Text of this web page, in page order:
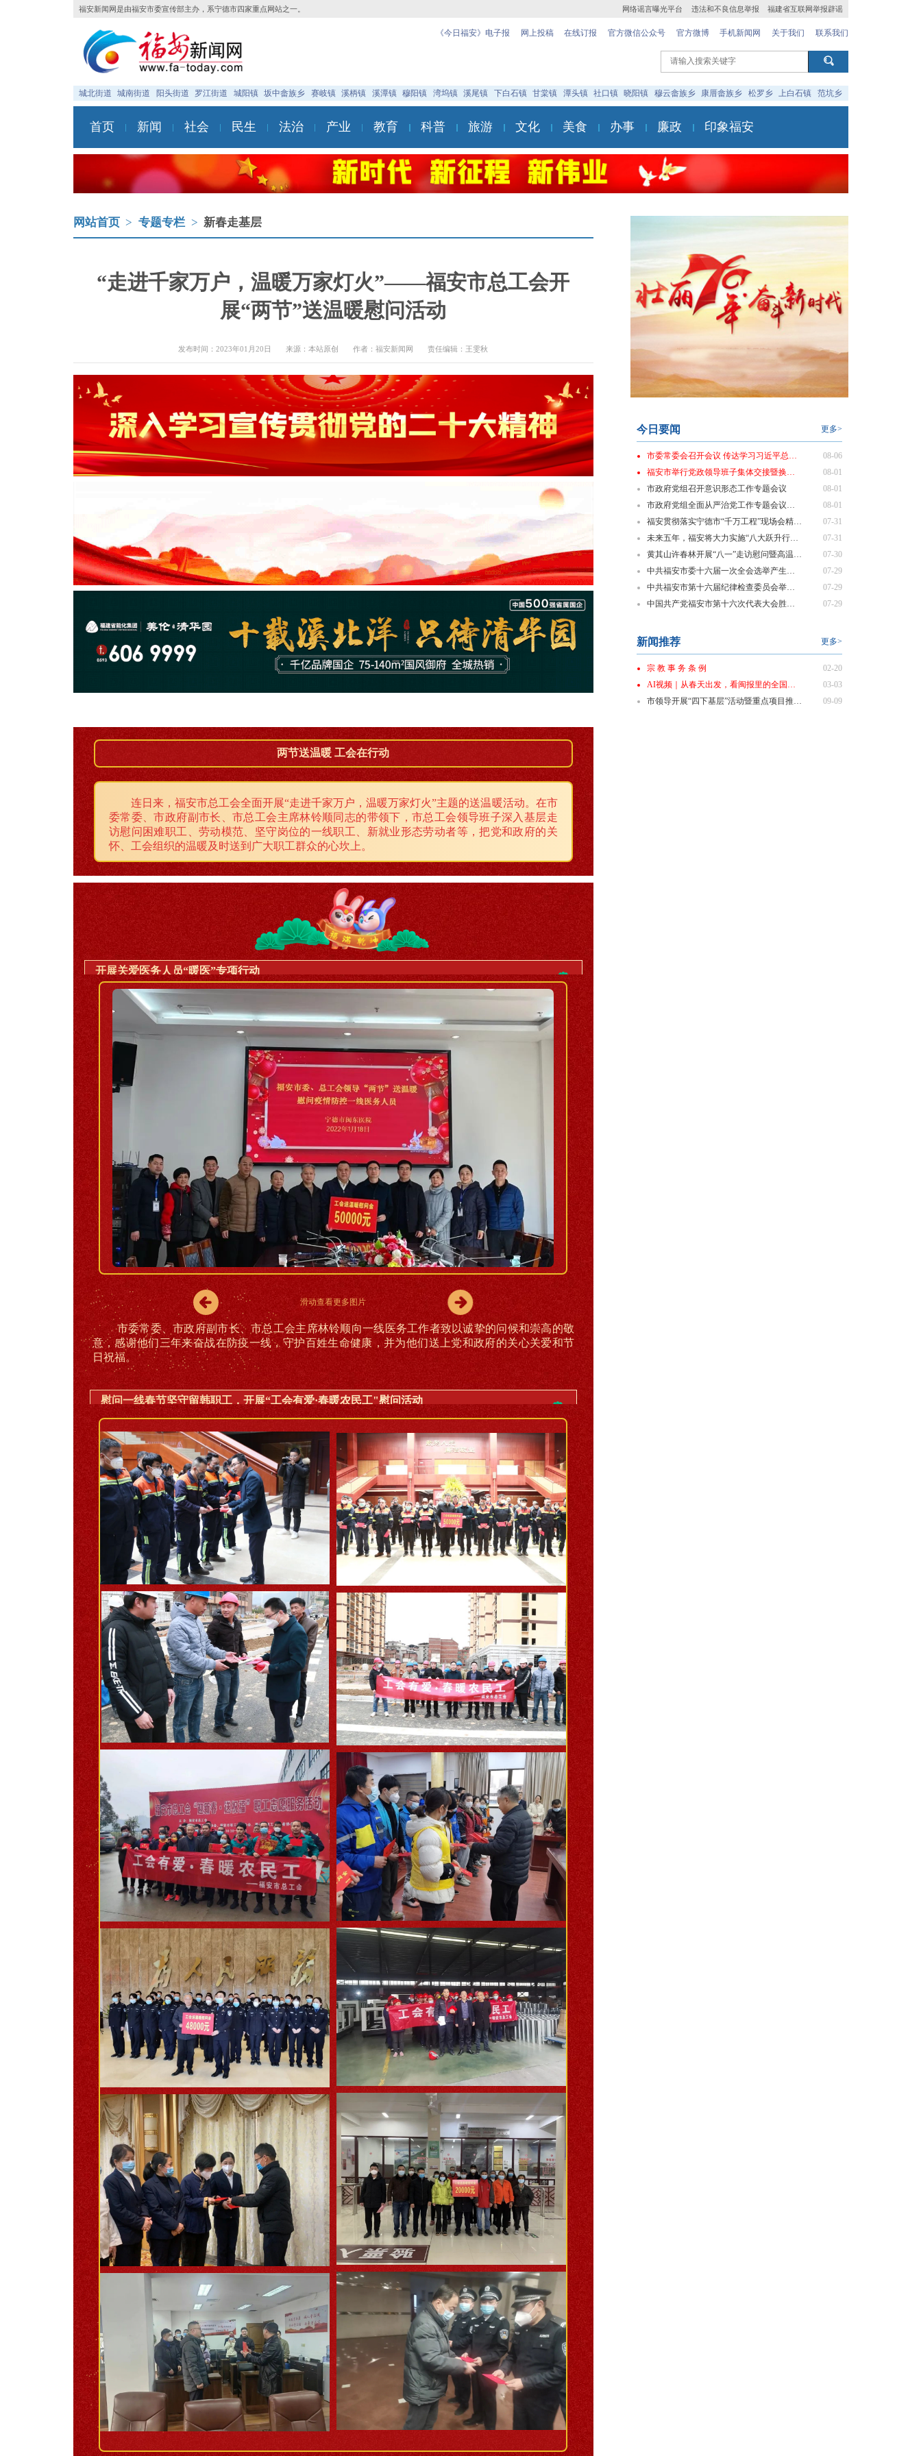
福安新闻网是由福安市委宣传部主办，系宁德市四家重点网站之一。 网络谣言曝光平台 违法和不良信息举报 福建省互联网举报辟谣
《今日福安》电子报 网上投稿 在线订报 官方微信公众号 官方微博 手机新闻网 关于我们 联系我们
城北街道 城南街道 阳头街道 罗江街道 城阳镇 坂中畲族乡 赛岐镇 溪柄镇 溪潭镇 穆阳镇 湾坞镇 溪尾镇 下白石镇 甘棠镇 潭头镇 社口镇 晓阳镇 穆云畲族乡 康厝畲族乡 松罗乡 上白石镇 范坑乡
首页 新闻 社会 民生 法治 产业 教育 科普 旅游 文化 美食 办事 廉政 印象福安
网站首页 > 专题专栏 > 新春走基层
“走进千家万户，温暖万家灯火”——福安市总工会开
展“两节”送温暖慰问活动
发布时间：2023年01月20日 来源：本站原创 作者：福安新闻网 责任编辑：王雯秋
两节送温暖 工会在行动
连日来，福安市总工会全面开展“走进千家万户，温暖万家灯火”主题的送温暖活动。在市
委常委、市政府副市长、市总工会主席林铃顺同志的带领下，市总工会领导班子深入基层走
访慰问困难职工、劳动模范、坚守岗位的一线职工、新就业形态劳动者等，把党和政府的关
怀、工会组织的温暖及时送到广大职工群众的心坎上。
开展关爱医务人员“暖医”专项行动
滑动查看更多图片
市委常委、市政府副市长、市总工会主席林铃顺向一线医务工作者致以诚挚的问候和崇高的敬
意，感谢他们三年来奋战在防疫一线，守护百姓生命健康，并为他们送上党和政府的关心关爱和节
日祝福。
慰问一线春节坚守留韩职工，开展“工会有爱·春暖农民工"慰问活动
今日要闻 更多>
市委常委会召开会议 传达学习习近平总书记近期重要讲话精神
08-06
福安市举行党政领导班子集体交接暨换届履新“第一课”
08-01
市政府党组召开意识形态工作专题会议
08-01
市政府党组全面从严治党工作专题会议召开
08-01
福安贯彻落实宁德市“千万工程”现场会精神 部署乡村振兴重点工作
07-31
未来五年，福安将大力实施“八大跃升行动”！
07-31
黄其山许春林开展“八一”走访慰问暨高温一线劳动者慰问活动
07-30
中共福安市委十六届一次全会选举产生新一届市委领导班子
07-29
中共福安市第十六届纪律检查委员会举行第一次全体会议
07-29
中国共产党福安市第十六次代表大会胜利闭幕
07-29
新闻推荐 更多>
宗 教 事 务 条 例
02-20
AI视频｜从春天出发，看闽报里的全国两会
03-03
市领导开展“四下基层”活动暨重点项目推进会商会
09-09